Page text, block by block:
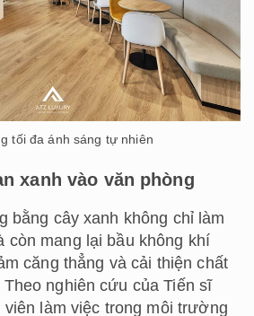
tối đa ánh sáng tự nhiên
xanh vào văn phòng
bằng cây xanh không chỉ làm
còn mang lại bầu không khí
căng thẳng và cải thiện chất
nghiên cứu của Tiến sĩ
viên làm việc trong môi trường